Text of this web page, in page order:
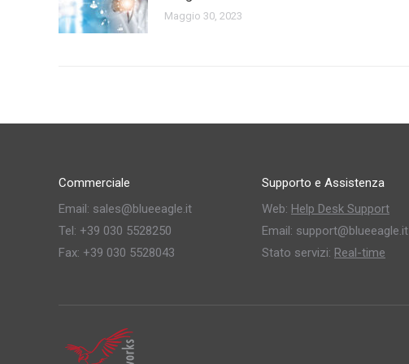
Maggio 30, 2023
Commerciale
Email: sales@blueeagle.it
Tel: +39 030 5528250
Fax: +39 030 5528043
Supporto e Assistenza
Web: Help Desk Support
Email: support@blueeagle.it
Stato servizi: Real-time